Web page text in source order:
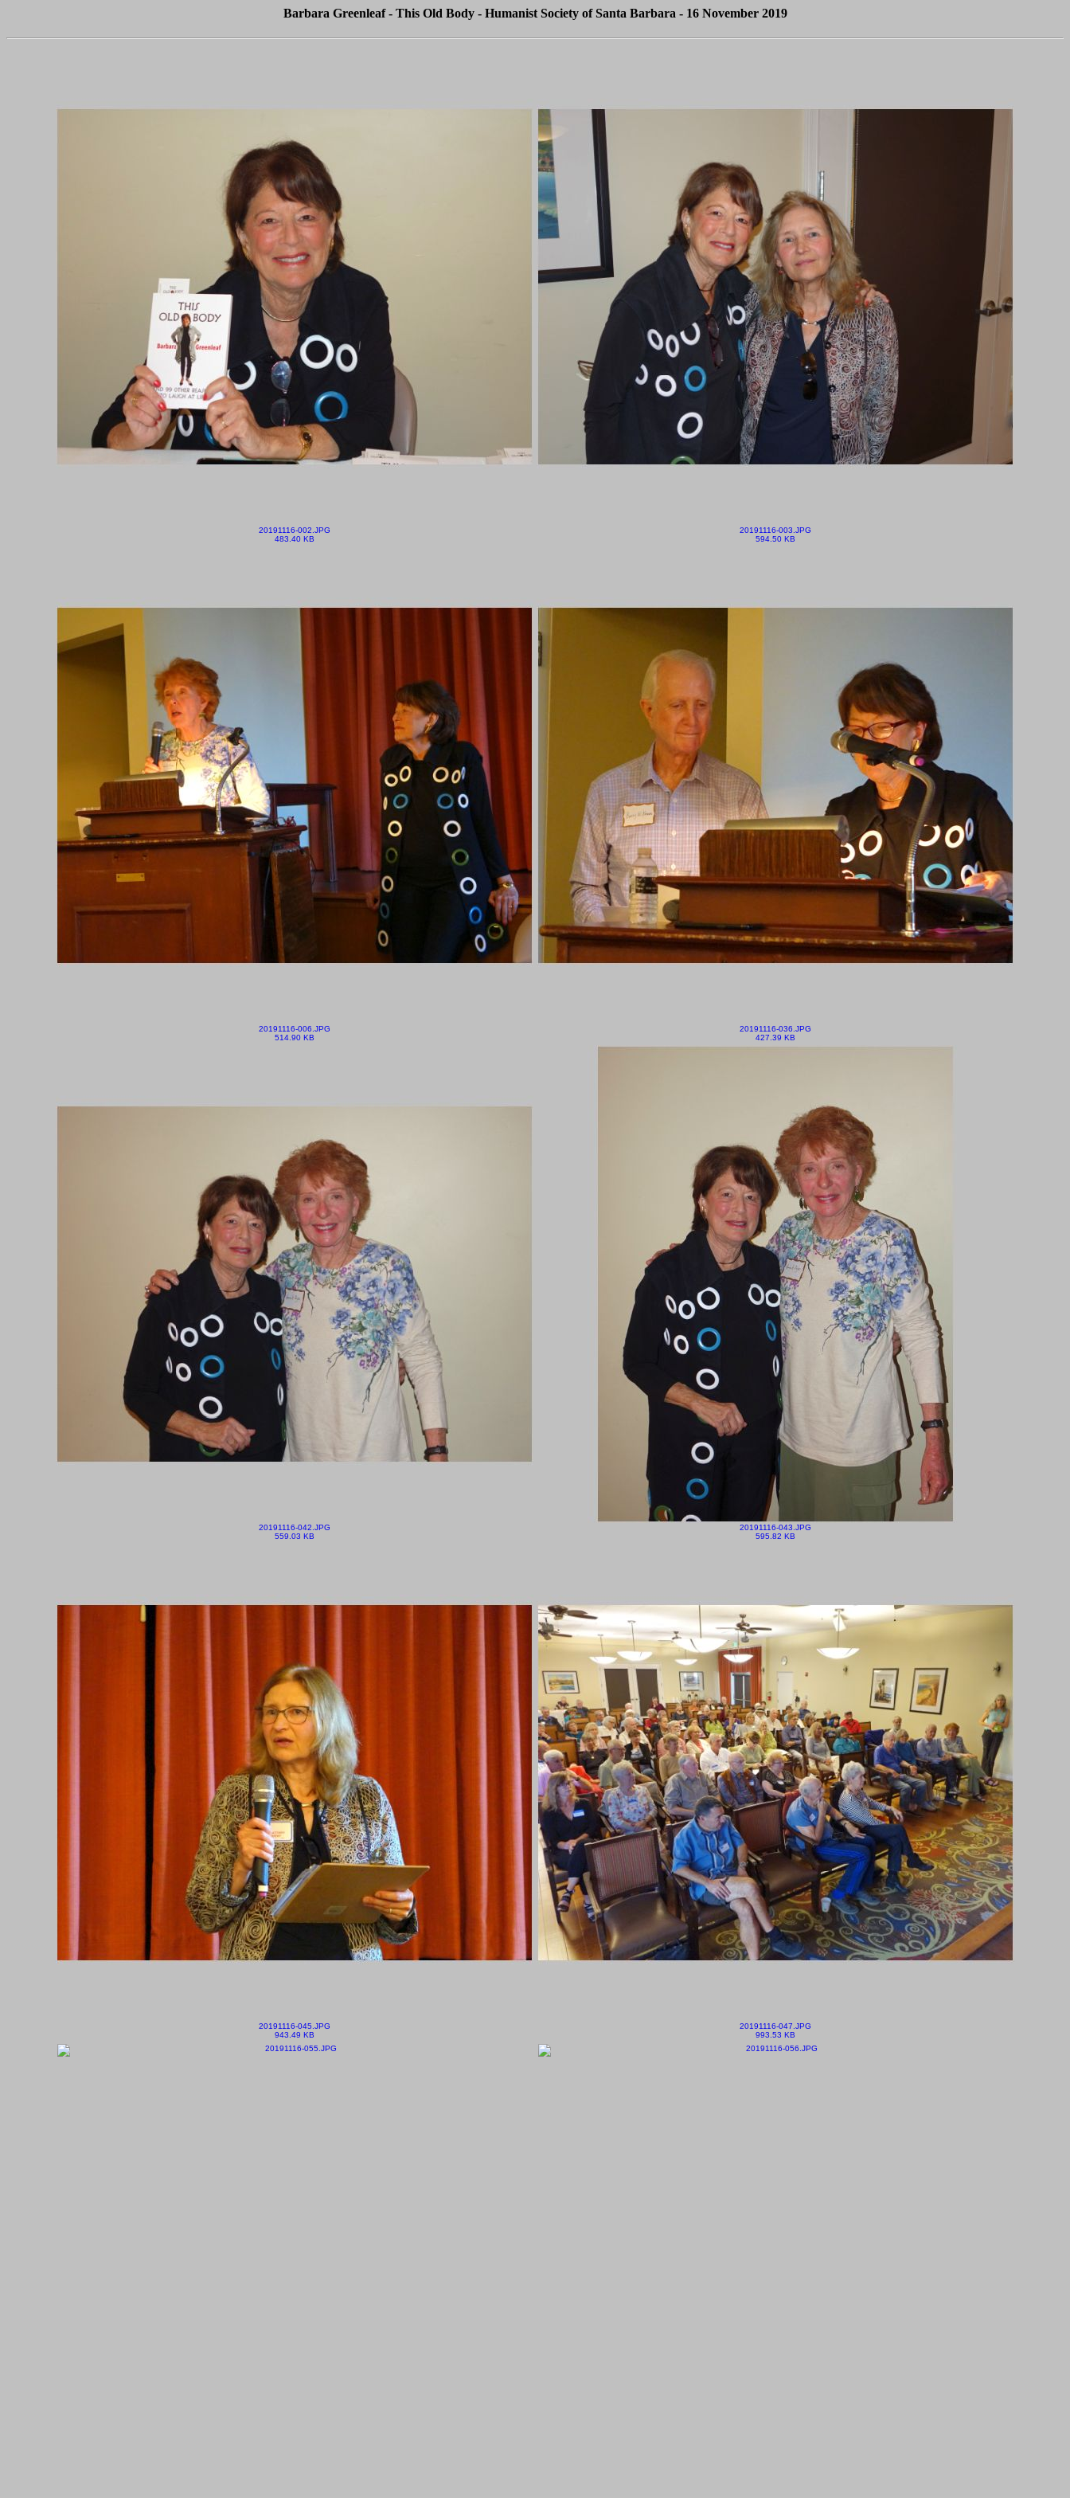
Barbara Greenleaf - This Old Body - Humanist Society of Santa Barbara - 16 November 2019
20191116-002.JPG
483.40 KB
20191116-003.JPG
594.50 KB
20191116-006.JPG
514.90 KB
20191116-036.JPG
427.39 KB
20191116-042.JPG
559.03 KB
20191116-043.JPG
595.82 KB
20191116-045.JPG
943.49 KB
20191116-047.JPG
993.53 KB